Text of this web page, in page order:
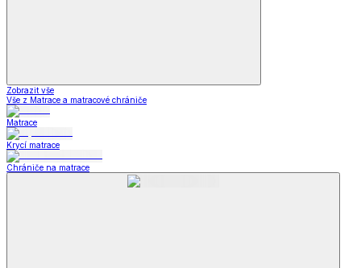
Zobrazit vše
Vše z Matrace a matracové chrániče
Matrace
Krycí matrace
Chrániče na matrace